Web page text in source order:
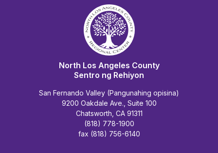
North Los Angeles County
Sentro ng Rehiyon
San Fernando Valley (Pangunahing opisina)
9200 Oakdale Ave., Suite 100
Chatsworth, CA 91311
(818) 778-1900
fax (818) 756-6140